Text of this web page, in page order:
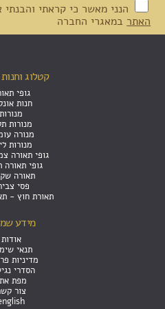
הנני מאשר כי קראתי והבנתי
האתר במאגרי החברה
קטלוג וחנות
גופי
חנות
מנורות
מנורות
מנורה
מנורות
גופי תאורה
גופי תאורה
תאורה
פסי
תאורת חוץ -
מידע
אודות
תנאי
מדיניות
הסדרי
מפת
צור